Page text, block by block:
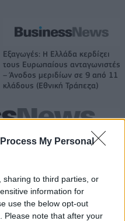
My Personal
sharing to third parties, or
information for
use the below opt-out
Please note that after your
Εξαγωγές: Η Ελλάδα κερδίζει
τους Ευρωπαίους ανταγωνιστές
– Άνοδος μεριδίων σε 9 από 11
κλάδους (Εθνική Τράπεζα)
Ατρόμητος και Novibet
συνεχίζουν μαζί: Ανανέωση της
συνεργασίας τους μέχρι το
2028